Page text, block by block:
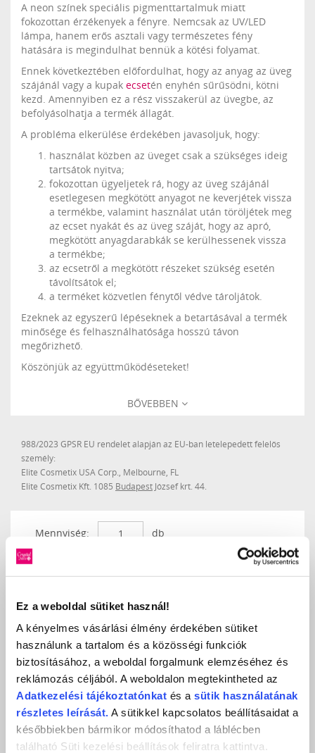
Ez a weboldal sütiket használ!
A kényelmes vásárlási élmény érdekében sütiket
használunk a tartalom és a közösségi funkciók
biztosításához, a weboldal forgalmunk elemzéséhez és
reklámozás céljából. A weboldalon megtekintheted az
Adatkezelési tájékoztatónkat és a sütik használatának
részletes leírását. A sütikkel kapcsolatos beállításaidat a
későbbiekben bármikor módosíthatod a láblécben
található Süti kezelési beállítások feliratra kattintva.
A neon színek speciális pigmenttartalmuk miatt
fokozottan érzékenyek a fényre. Nemcsak az UV/LED
lámpa, hanem erős asztali vagy természetes fény
hatására is megindulhat bennük a kötési folyamat.
Ennek következtében előfordulhat, hogy az anyag az üveg
szájánál vagy a kupak ecsetén enyhén sűrűsödni, kötni
kezd. Amennyiben ez a rész visszakerül az üvegbe, az
befolyásolhatja a termék állagát.
A probléma elkerülése érdekében javasoljuk, hogy:
használat közben az üveget csak a szükséges ideig
tartsátok nyitva;
fokozottan ügyeljetek rá, hogy az üveg szájánál
esetlegesen megkötött anyagot ne keverjétek vissza
a termékbe, valamint használat után töröljétek meg
az ecset nyakát és az üveg száját, hogy az apró,
megkötött anyagdarabkák se kerülhessenek vissza
a termékbe;
az ecsetről a megkötött részeket szükség esetén
távolítsátok el;
a terméket közvetlen fénytől védve tároljátok.
Ezeknek az egyszerű lépéseknek a betartásával a termék
minősége és felhasználhatósága hosszú távon
megőrizhető.
Köszönjük az együttműködéseteket!
BŐVEBBEN
988/2023 GPSR EU rendelet alapján az EU-ban letelepedett felelős
személy:
Elite Cosmetix USA Corp., Melbourne, FL
Elite Cosmetix Kft. 1085 Budapest József krt. 44.
Mennyiség: db
373,75 Ft / ml
KOSÁRBA
KEDVENCEKHEZ AD
MEGOSZTÁS